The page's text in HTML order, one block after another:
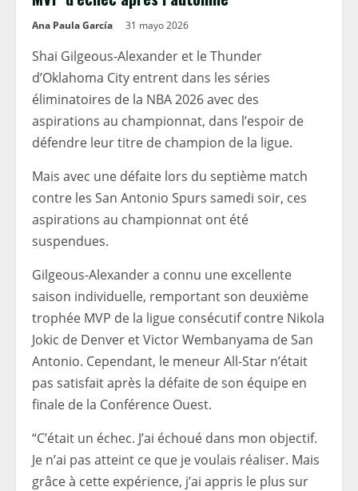
Ana Paula García 31 mayo 2026
Shai Gilgeous-Alexander et le Thunder
d’Oklahoma City entrent dans les séries
éliminatoires de la NBA 2026 avec des
aspirations au championnat, dans l’espoir de
défendre leur titre de champion de la ligue.
Mais avec une défaite lors du septième match
contre les San Antonio Spurs samedi soir, ces
aspirations au championnat ont été
suspendues.
Gilgeous-Alexander a connu une excellente
saison individuelle, remportant son deuxième
trophée MVP de la ligue consécutif contre Nikola
Jokic de Denver et Victor Wembanyama de San
Antonio. Cependant, le meneur All-Star n’était
pas satisfait après la défaite de son équipe en
finale de la Conférence Ouest.
“C’était un échec. J’ai échoué dans mon objectif.
Je n’ai pas atteint ce que je voulais réaliser. Mais
grâce à cette expérience, j’ai appris le plus sur